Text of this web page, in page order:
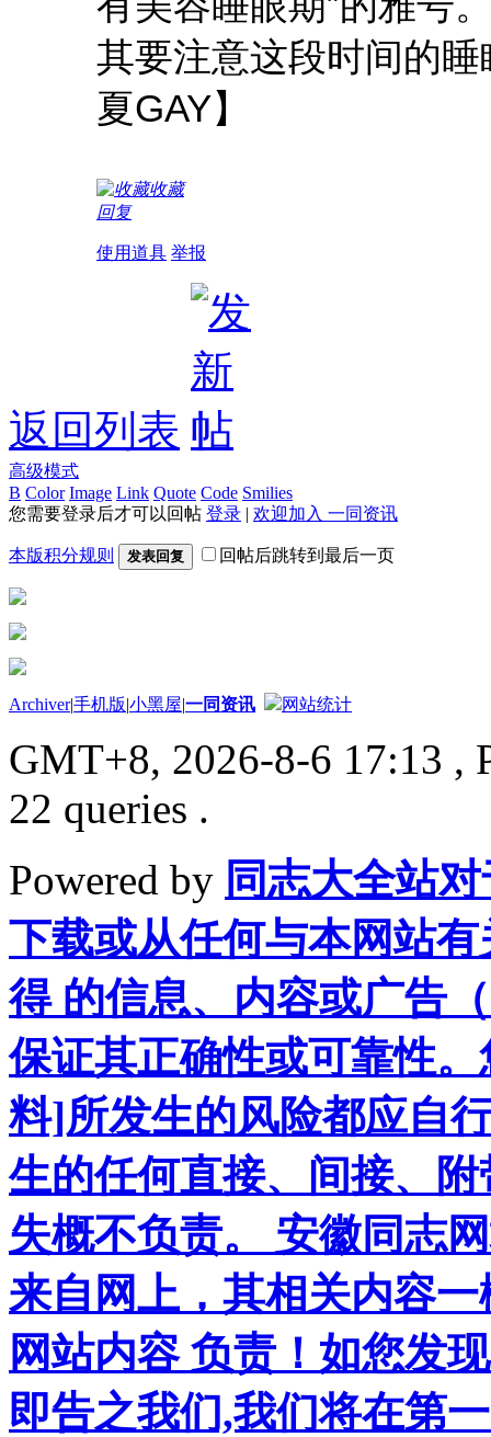
其要注意这段时间的
夏GAY】
收藏
回复
使用道具 举报
返回列表
高级模式
B Color Image Link Quote Code Smilies
您需要登录后才可以回帖 登录 | 欢迎加入 一同资讯
本版积分规则 发表回复 回帖后跳转到最后一页
Archiver|手机版|小黑屋|一同资讯 网站统计
GMT+8, 2026-8-6 17:13 ,
22 queries .
Powered by 同志大全站
下载或从任何与本网站
得 的信息、内容或广告
保证其正确性或可靠性
料]所发生的风险都应自
生的任何直接、间接、
失概不负责。 安徽同志
来自网上，其相关内容
网站内容 负责！如您发
即告之我们,我们将在第